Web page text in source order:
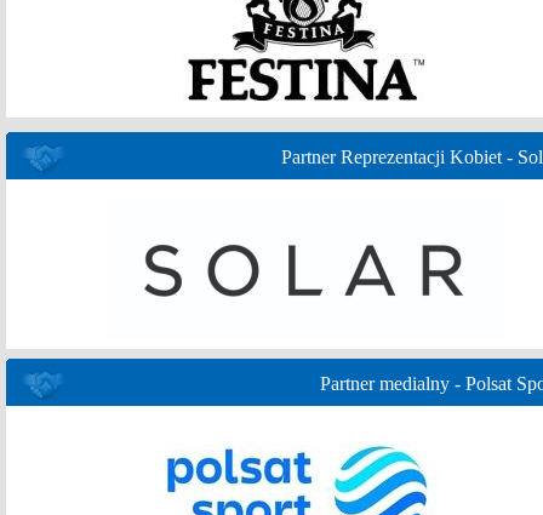
Partner Reprezentacji Kobiet -
Partner medialny - Polsat